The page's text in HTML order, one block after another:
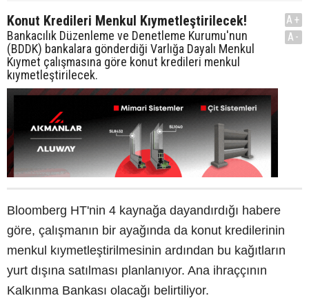
Konut Kredileri Menkul Kıymetleştirilecek!
Bankacılık Düzenleme ve Denetleme Kurumu'nun
(BDDK) bankalara gönderdiği Varlığa Dayalı Menkul
Kıymet çalışmasına göre konut kredileri menkul
kıymetleştirilecek.
A+
A-
Bloomberg HT'nin 4 kaynağa dayandırdığı habere
göre, çalışmanın bir ayağında da konut kredilerinin
menkul kıymetleştirilmesinin ardından bu kağıtların
yurt dışına satılması planlanıyor. Ana ihraççının
Kalkınma Bankası olacağı belirtiliyor.